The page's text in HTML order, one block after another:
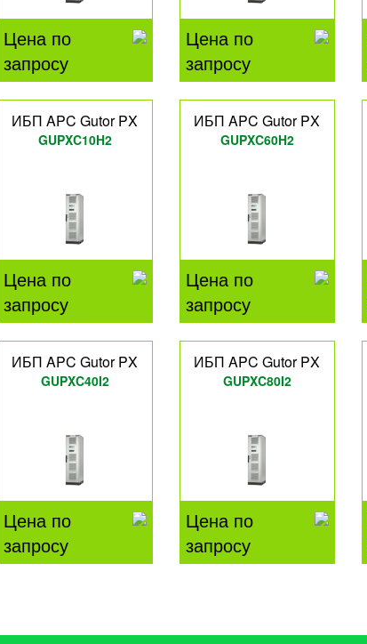
Цена по
запросу
Цена по
запросу
ИБП APC Gutor PX
GUPXC10H2
Цена по
запросу
ИБП APC Gutor PX
GUPXC60H2
Цена по
запросу
ИБП APC Gutor PX
GUPXC40I2
Цена по
запросу
ИБП APC Gutor PX
GUPXC80I2
Цена по
запросу